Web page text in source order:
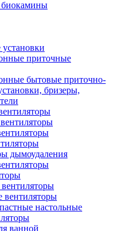
приточные
бытовые приточно-
бризеры,
дымоудаления
вентиляторы
настольные
ванной